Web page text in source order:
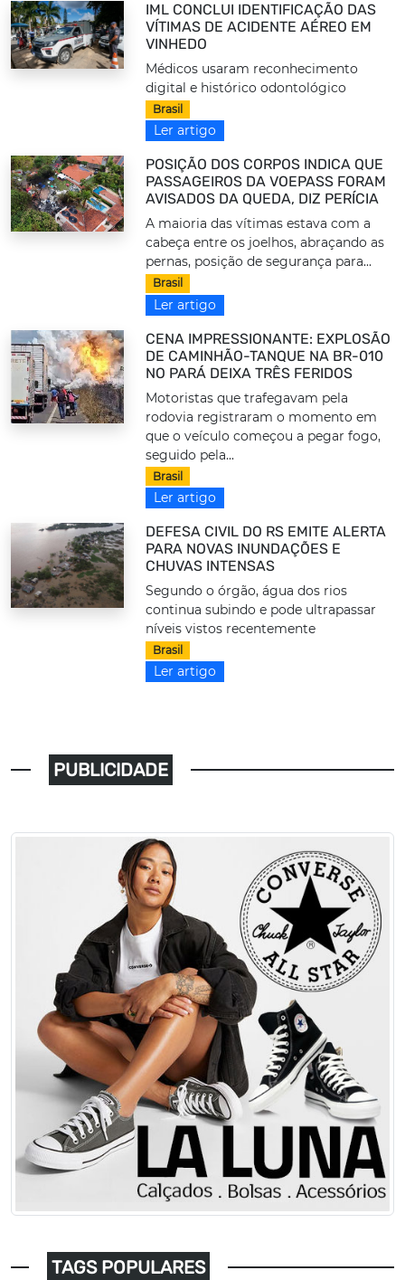
IML CONCLUI IDENTIFICAÇÃO DAS
VÍTIMAS DE ACIDENTE AÉREO EM
VINHEDO
Médicos usaram reconhecimento
digital e histórico odontológico
Brasil
Ler artigo
POSIÇÃO DOS CORPOS INDICA QUE
PASSAGEIROS DA VOEPASS FORAM
AVISADOS DA QUEDA, DIZ PERÍCIA
A maioria das vítimas estava com a
cabeça entre os joelhos, abraçando as
pernas, posição de segurança para...
Brasil
Ler artigo
CENA IMPRESSIONANTE: EXPLOSÃO
DE CAMINHÃO-TANQUE NA BR-010
NO PARÁ DEIXA TRÊS FERIDOS
Motoristas que trafegavam pela
rodovia registraram o momento em
que o veículo começou a pegar fogo,
seguido pela...
Brasil
Ler artigo
DEFESA CIVIL DO RS EMITE ALERTA
PARA NOVAS INUNDAÇÕES E
CHUVAS INTENSAS
Segundo o órgão, água dos rios
continua subindo e pode ultrapassar
níveis vistos recentemente
Brasil
Ler artigo
PUBLICIDADE
TAGS POPULARES